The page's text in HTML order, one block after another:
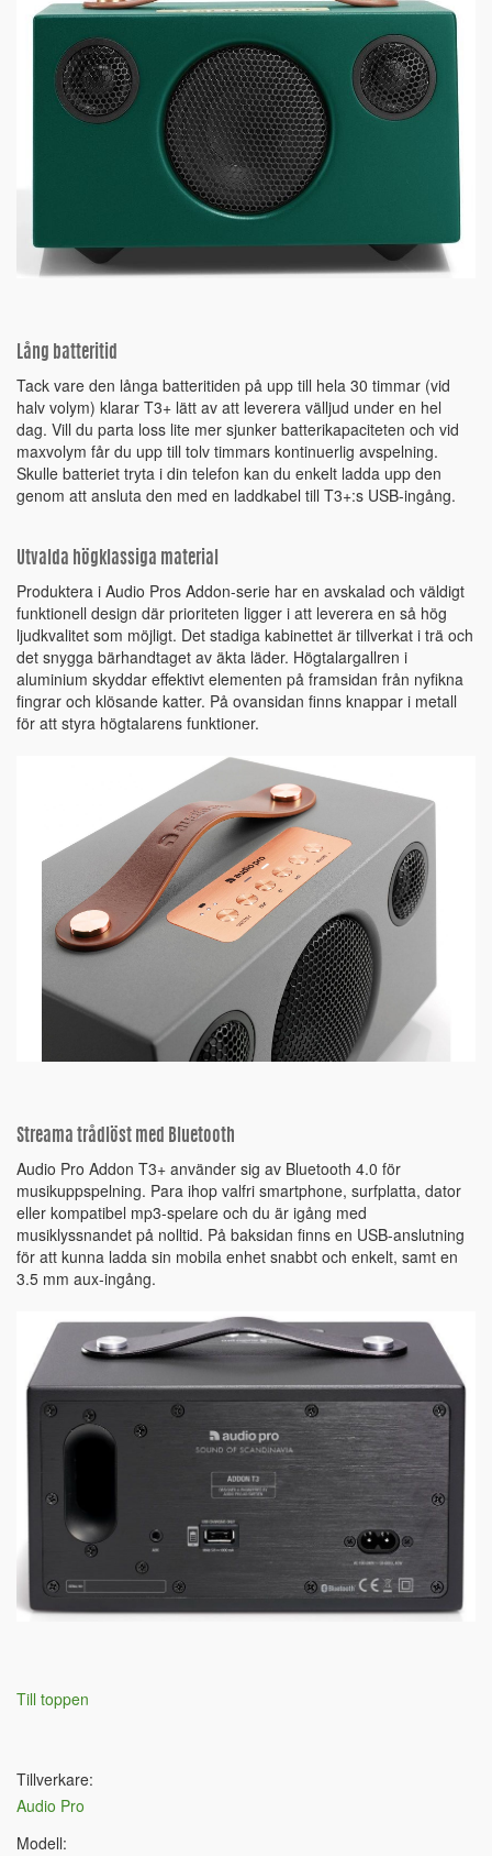
Lång batteritid
Tack vare den långa batteritiden på upp till hela 30 timmar (vid
halv volym) klarar T3+ lätt av att leverera välljud under en hel
dag. Vill du parta loss lite mer sjunker batterikapaciteten och vid
maxvolym får du upp till tolv timmars kontinuerlig avspelning.
Skulle batteriet tryta i din telefon kan du enkelt ladda upp den
genom att ansluta den med en laddkabel till T3+:s USB-ingång.
Utvalda högklassiga material
Produktera i Audio Pros Addon-serie har en avskalad och väldigt
funktionell design där prioriteten ligger i att leverera en så hög
ljudkvalitet som möjligt. Det stadiga kabinettet är tillverkat i trä och
det snygga bärhandtaget av äkta läder. Högtalargallren i
aluminium skyddar effektivt elementen på framsidan från nyfikna
fingrar och klösande katter. På ovansidan finns knappar i metall
för att styra högtalarens funktioner.
Streama trådlöst med Bluetooth
Audio Pro Addon T3+ använder sig av Bluetooth 4.0 för
musikuppspelning. Para ihop valfri smartphone, surfplatta, dator
eller kompatibel mp3-spelare och du är igång med
musiklyssnandet på nolltid. På baksidan finns en USB-anslutning
för att kunna ladda sin mobila enhet snabbt och enkelt, samt en
3.5 mm aux-ingång.
Till toppen
Tillverkare:
Audio Pro
Modell: